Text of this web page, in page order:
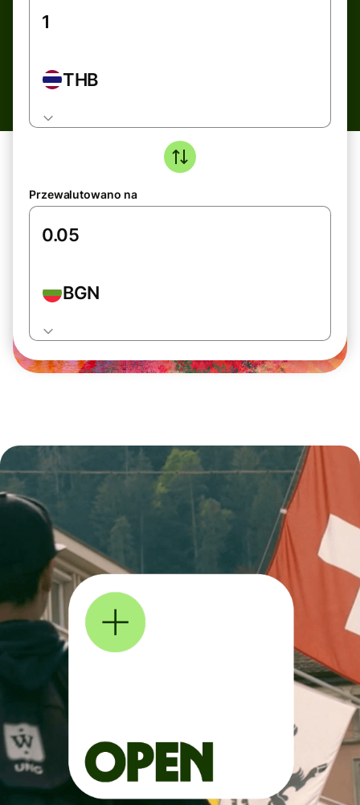
THB
Przewalutowano na
BGN